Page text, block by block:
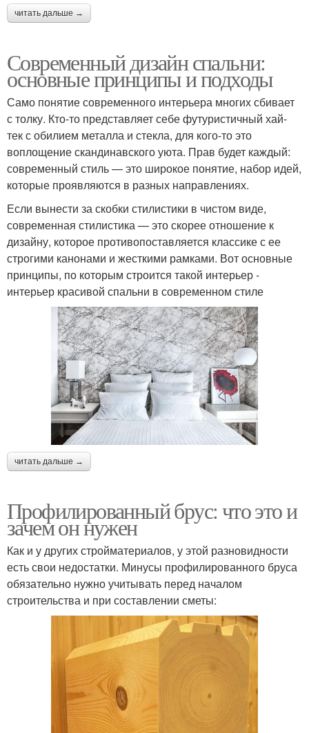
читать дальше →
Современный дизайн спальни:
основные принципы и подходы
Само понятие современного интерьера многих сбивает
с толку. Кто-то представляет себе футуристичный хай-
тек с обилием металла и стекла, для кого-то это
воплощение скандинавского уюта. Прав будет каждый:
современный стиль — это широкое понятие, набор идей,
которые проявляются в разных направлениях.
Если вынести за скобки стилистики в чистом виде,
современная стилистика — это скорее отношение к
дизайну, которое противопоставляется классике с ее
строгими канонами и жесткими рамками. Вот основные
принципы, по которым строится такой интерьер -
интерьер красивой спальни в современном стиле
читать дальше →
Профилированный брус: что это и
зачем он нужен
Как и у других стройматериалов, у этой разновидности
есть свои недостатки. Минусы профилированного бруса
обязательно нужно учитывать перед началом
строительства и при составлении сметы: